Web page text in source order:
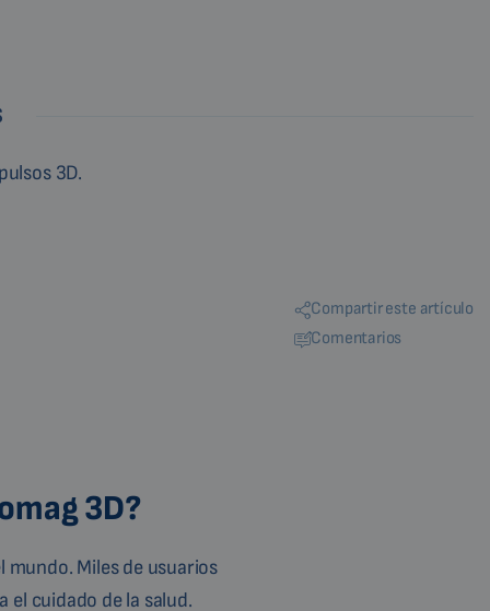
3D.
Compartir este artículo
Comentarios
3D?
Miles de usuarios
el cuidado de la salud.